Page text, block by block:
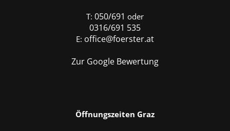
T: 050/691 oder
0316/691 535
E: office@foerster.at
Zur Google Bewertung
Öffnungszeiten Graz